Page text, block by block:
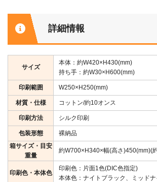
詳細情報
サイズ
本体：約W420×H430(mm)
持ち手：約W30×H600(mm)
印刷範囲 W250×H250(mm)
材質・仕様 コットン/約10オンス
印刷方法 シルク印刷
包装形態
裸納品
箱サイズ・目安
重量
約W700×H340×幅(高さ)450(mm)(
印刷色・本体色
印刷色：片面1色(DIC色指定)
本体色：ナイトブラック、ミッド